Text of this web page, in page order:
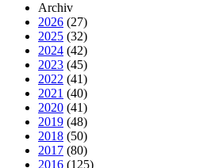
Archiv
2026 (27)
2025 (32)
2024 (42)
2023 (45)
2022 (41)
2021 (40)
2020 (41)
2019 (48)
2018 (50)
2017 (80)
2016 (125)